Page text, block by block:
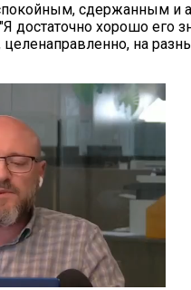
сдержанным и
достаточно хорошо его
на